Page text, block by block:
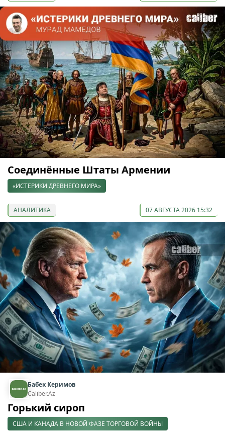
Соединённые Штаты Армении
«ИСТЕРИКИ ДРЕВНЕГО МИРА»
АНАЛИТИКА 07 АВГУСТА 2026 15:32
Бабек Керимов
Caliber.Az
Горький сироп
США И КАНАДА В НОВОЙ ФАЗЕ ТОРГОВОЙ ВОЙНЫ